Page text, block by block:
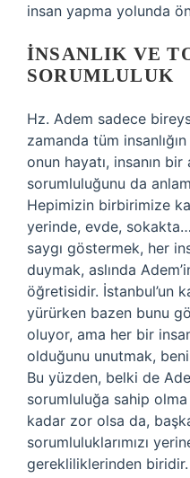
insan yapma yolunda
İNSANLIK VE
SORUMLULUK
Hz. Adem sadece
zamanda tüm
onun hayatı, insanın
sorumluluğunu da
Hepimizin birbirimize
yerinde, evde,
saygı göstermek, her
duymak, aslında
öğretisidir. İstanbul’un
yürürken bazen bunu
oluyor, ama her bir
olduğunu unutmak,
Bu yüzden, belki de
sorumluluğa sahip olma
kadar zor olsa da,
sorumluluklarımızı
gerekliliklerinden biridir.